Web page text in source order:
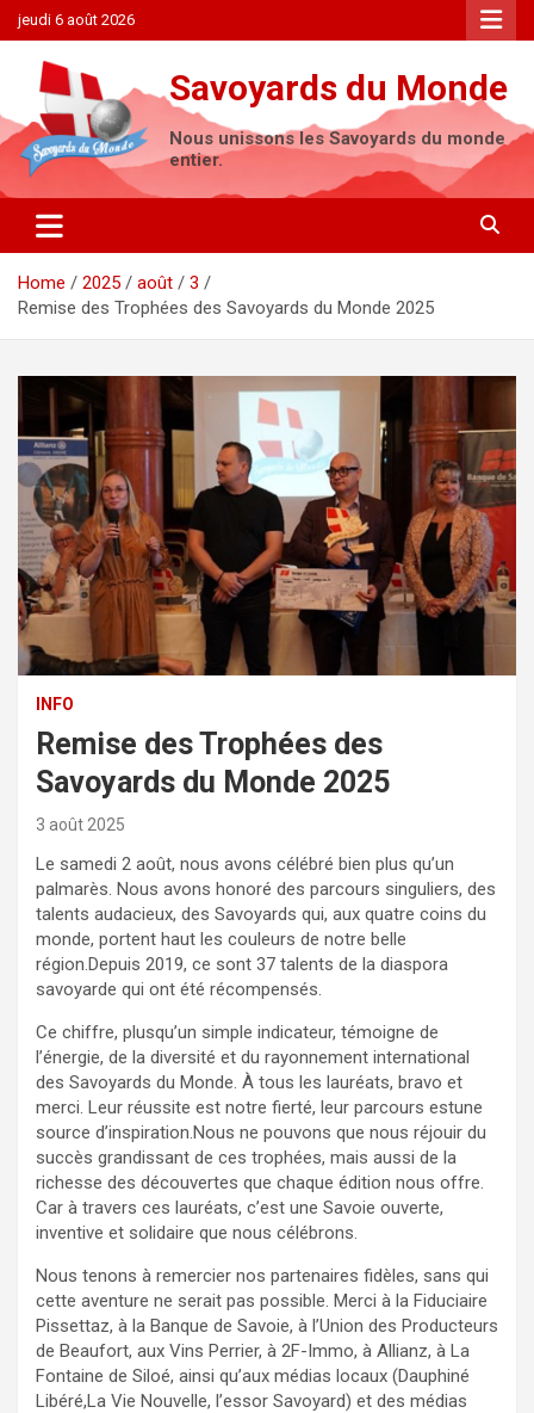
Skip
to
content
jeudi 6 août 2026
Savoyards du Monde
Nous unissons les Savoyards du monde
entier.
Home 2025 août
3
Remise des Trophées des Savoyards du Monde 2025
INFO
Remise des Trophées des
Savoyards du Monde 2025
3 août 2025
Le samedi 2 août, nous avons célébré bien plus qu’un
palmarès. Nous avons honoré des parcours singuliers, des
talents audacieux, des Savoyards qui, aux quatre coins du
monde, portent haut les couleurs de notre belle
région.Depuis 2019, ce sont 37 talents de la diaspora
savoyarde qui ont été récompensés.
Ce chiffre, plusqu’un simple indicateur, témoigne de
l’énergie, de la diversité et du rayonnement international
des Savoyards du Monde. À tous les lauréats, bravo et
merci. Leur réussite est notre fierté, leur parcours estune
source d’inspiration.Nous ne pouvons que nous réjouir du
succès grandissant de ces trophées, mais aussi de la
richesse des découvertes que chaque édition nous offre.
Car à travers ces lauréats, c’est une Savoie ouverte,
inventive et solidaire que nous célébrons.
Nous tenons à remercier nos partenaires fidèles, sans qui
cette aventure ne serait pas possible. Merci à la Fiduciaire
Pissettaz, à la Banque de Savoie, à l’Union des Producteurs
de Beaufort, aux Vins Perrier, à 2F-Immo, à Allianz, à La
Fontaine de Siloé, ainsi qu’aux médias locaux (Dauphiné
Libéré,La Vie Nouvelle, l’essor Savoyard) et des médias